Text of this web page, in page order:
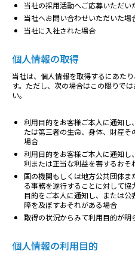
当社の採用活動へご応募いただい
当社へお問い合わせいただいた場
当社に入社された場合
個人情報の取得
当社は、個人情報を取得するにあた
す。ただし、次の場合はこの限りで
い。
利用目的をお客様ご本人に通知
たは第三者の生命、身体、財産
場合
利用目的をお客様ご本人に通知
利または正当な利益を害するおそ
国の機関もしくは地方公共団体
る事務を遂行することに対して協
目的をご本人に通知し、または
障を及ぼすおそれがある場合
取得の状況からみて利用目的が
個人情報の利用目的